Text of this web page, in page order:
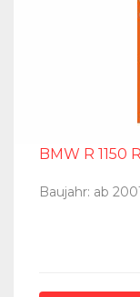
BMW R 1150
Baujahr: ab